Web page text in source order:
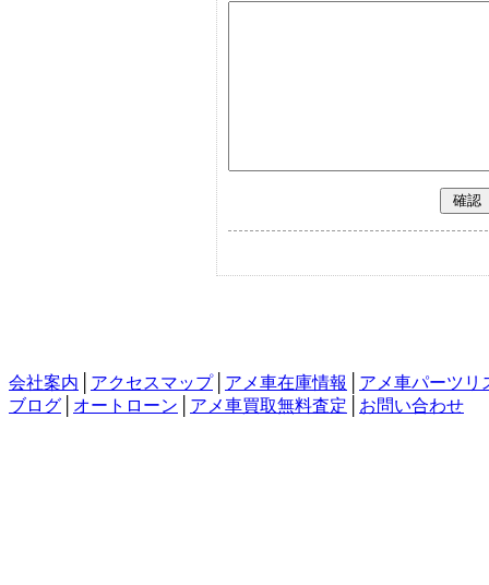
会社案内 アクセスマップ│ アメ車在庫情報
アメ車パーツリ
ブログ
オートローン アメ車買取無料査定 お問い合わせ